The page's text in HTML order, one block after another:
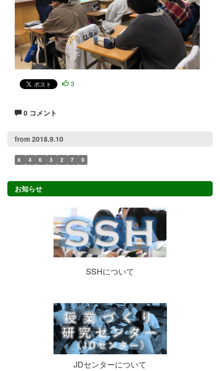
3
0 コメント
from 2018.9.10
6 4 6 3 2 7 0
お知らせ
SSHについて
JDセンターについて